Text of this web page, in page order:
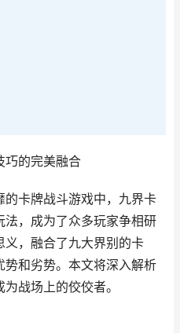
巧的完美融合
卡牌战斗游戏中，九界卡
，成为了众多玩家争相研
义，融合了九大界别的卡
和劣势。本文将深入解析
战场上的佼佼者。